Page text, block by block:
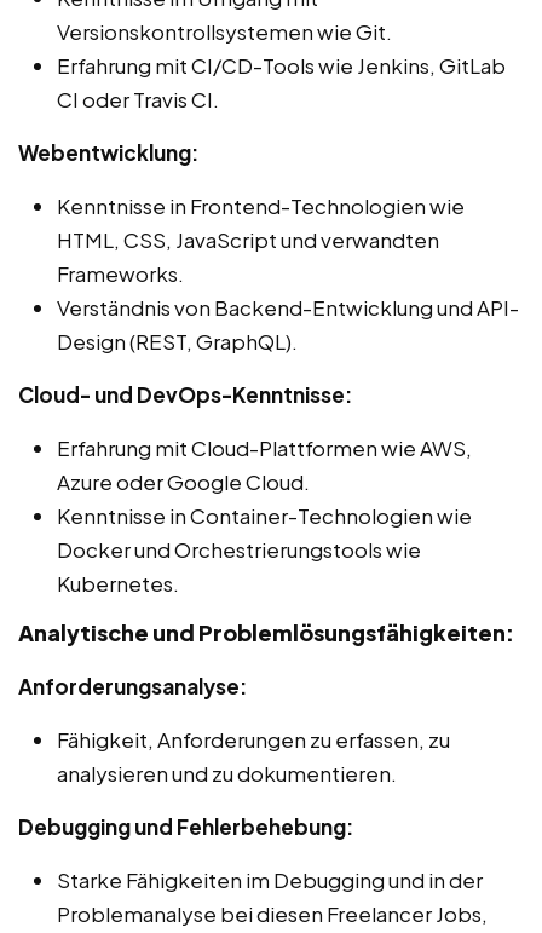
Versionskontrollsystemen wie Git.
Erfahrung mit CI/CD-Tools wie Jenkins, GitLab
CI oder Travis CI.
Webentwicklung:
Kenntnisse in Frontend-Technologien wie
HTML, CSS, JavaScript und verwandten
Frameworks.
Verständnis von Backend-Entwicklung und API-
Design (REST, GraphQL).
Cloud- und DevOps-Kenntnisse:
Erfahrung mit Cloud-Plattformen wie AWS,
Azure oder Google Cloud.
Kenntnisse in Container-Technologien wie
Docker und Orchestrierungstools wie
Kubernetes.
Analytische und Problemlösungsfähigkeiten:
Anforderungsanalyse:
Fähigkeit, Anforderungen zu erfassen, zu
analysieren und zu dokumentieren.
Debugging und Fehlerbehebung:
Starke Fähigkeiten im Debugging und in der
Problemanalyse bei diesen Freelancer Jobs,